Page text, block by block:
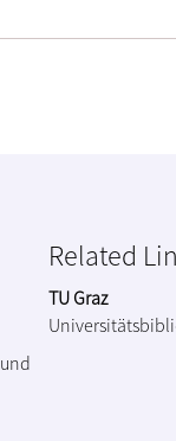
Related
TU Graz